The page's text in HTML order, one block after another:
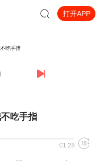
打开APP
吃手指
01:28